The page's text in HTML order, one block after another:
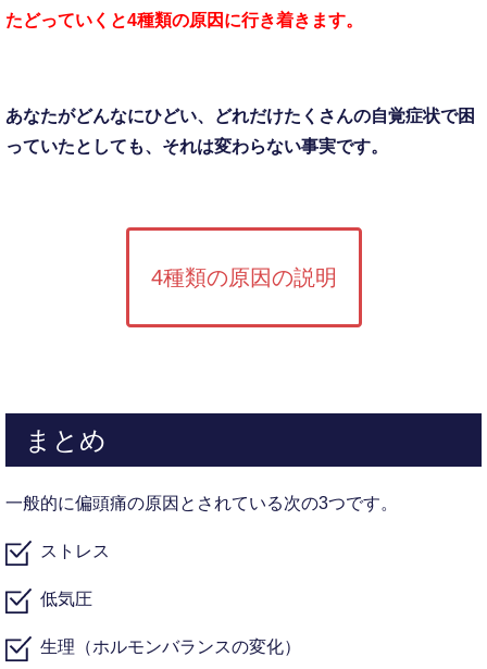
たどっていくと4種類の原因に行き着きます。
あなたがどんなにひどい、 どれだけたくさんの自覚症状で困
っていたとしても、 それは変わらない事実です。
4種類の原因の説明
まとめ
一般的に偏頭痛の原因とされている次の3つです。
ストレス
低気圧
生理（ホルモンバランスの変化）